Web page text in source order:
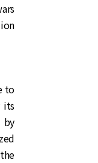
to
its
by